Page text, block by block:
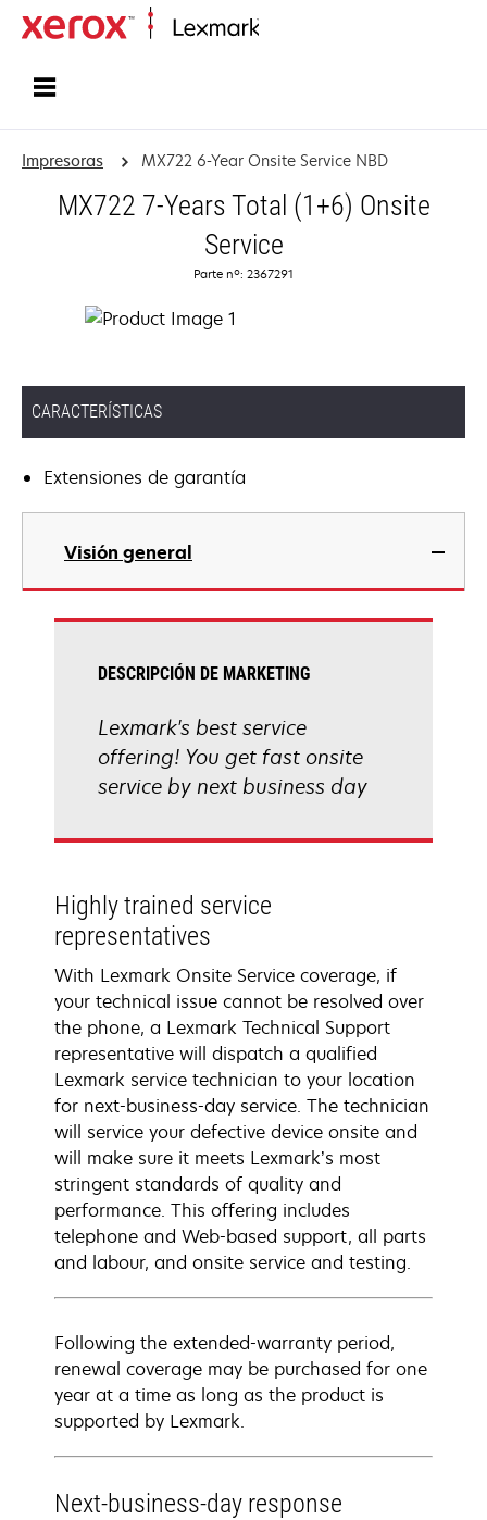
Impresoras MX722 6-Year Onsite Service NBD
MX722 7-Years Total (1+6) Onsite
Service
Parte nº: 2367291
CARACTERÍSTICAS
Extensiones de garantía
Visión general
DESCRIPCIÓN DE MARKETING
Lexmark's best service
offering! You get fast onsite
service by next business day
Highly trained service
representatives
With Lexmark Onsite Service coverage, if
your technical issue cannot be resolved over
the phone, a Lexmark Technical Support
representative will dispatch a qualified
Lexmark service technician to your location
for next-business-day service. The technician
will service your defective device onsite and
will make sure it meets Lexmark’s most
stringent standards of quality and
performance. This offering includes
telephone and Web-based support, all parts
and labour, and onsite service and testing.
Following the extended-warranty period,
renewal coverage may be purchased for one
year at a time as long as the product is
supported by Lexmark.
Next-business-day response